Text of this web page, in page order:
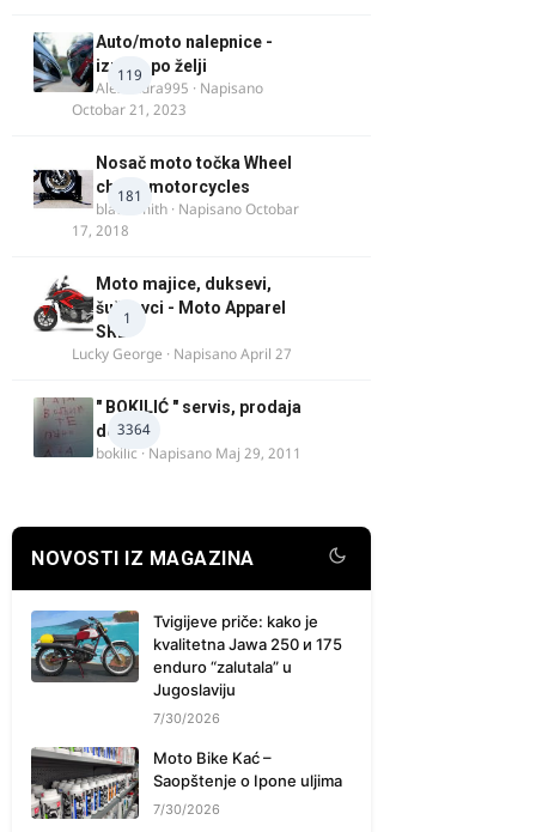
119
Auto/moto nalepnice -
izrada po želji
Alexandra995 · Napisano
Octobar 21, 2023
181
Nosač moto točka Wheel
chock motorcycles
blacksmith · NapisanoOctobar
17, 2018
1
Moto majice, duksevi,
šuškavci - Moto Apparel
SRB
Lucky George · NapisanoApril 27
3364
" BOKILIĆ " servis, prodaja
delova
bokilic · Napisano Maj 29, 2011
NOVOSTI IZ MAGAZINA
Tvigijeve priče: kako je
kvalitetna Jawa 250 и 175
enduro “zalutala” u
Jugoslaviju
7/30/2026
Moto Bike Kać –
Saopštenje o Ipone uljima
7/30/2026